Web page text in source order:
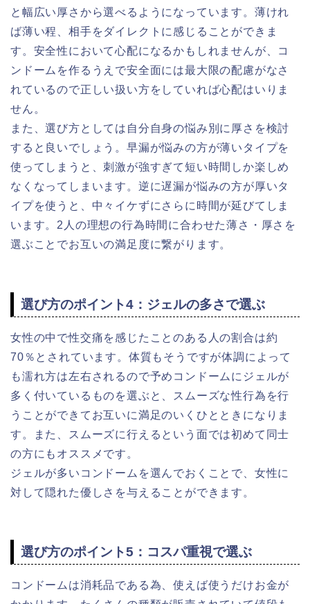
と幅広い厚さから選べるようになっています。薄けれ
ば薄い程、相手をダイレクトに感じることができま
す。安全性において心配になるかもしれませんが、コ
ンドームを作るうえで安全面には最大限の配慮がなさ
れているので正しい扱い方をしていれば心配はいりま
せん。
また、選び方としては自分自身の悩み別に厚さを検討
すると良いでしょう。早漏が悩みの方が薄いタイプを
使ってしまうと、刺激が強すぎて短い時間しか楽しめ
なくなってしまいます。逆に遅漏が悩みの方が厚いタ
イプを使うと、中々イケずにさらに時間が延びてしま
います。2人の理想の行為時間に合わせた薄さ・厚さを
選ぶことでお互いの満足度に繋がります。
選び方のポイント4：ジェルの多さで選ぶ
女性の中で性交痛を感じたことのある人の割合は約
70％とされています。体質もそうですが体調によって
も濡れ方は左右されるので予めコンドームにジェルが
多く付いているものを選ぶと、スムーズな性行為を行
うことができてお互いに満足のいくひとときになりま
す。また、スムーズに行えるという面では初めて同士
の方にもオススメです。
ジェルが多いコンドームを選んでおくことで、女性に
対して隠れた優しさを与えることができます。
選び方のポイント5：コスパ重視で選ぶ
コンドームは消耗品である為、使えば使うだけお金が